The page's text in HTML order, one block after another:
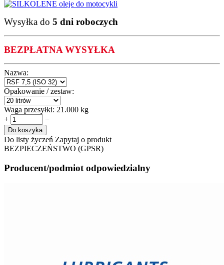
Wysyłka do 5 dni roboczych
BEZPŁATNA WYSYŁKA
Nazwa:
Opakowanie / zestaw:
Waga przesyłki: 21.000 kg
+
−
Do koszyka
Do listy życzeń Zapytaj o produkt
BEZPIECZEŃSTWO (GPSR)
Producent/podmiot odpowiedzialny